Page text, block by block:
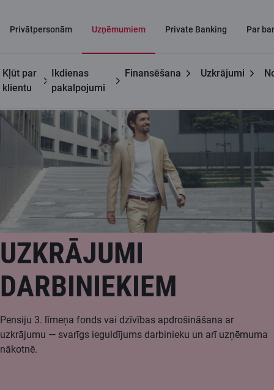
Privātpersonām Uzņēmumiem Private Banking Par
Kļūt par
klientu
Ikdienas
pakalpojumi
Finansēšana Uzkrājumi
Uzņēmumiem Uzkrājumi darbiniekiem
UZKRĀJUMI
DARBINIEKIEM
Pensiju 3. līmeņa fonds vai dzīvības apdrošināšana ar
uzkrājumu — svarīgs ieguldījums darbinieku un arī uzņēmuma
nākotnē.